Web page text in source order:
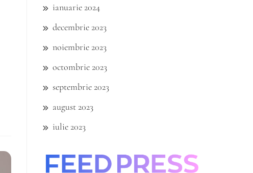
ianuarie 2024
decembrie 2023
noiembrie 2023
octombrie 2023
septembrie 2023
august 2023
iulie 2023